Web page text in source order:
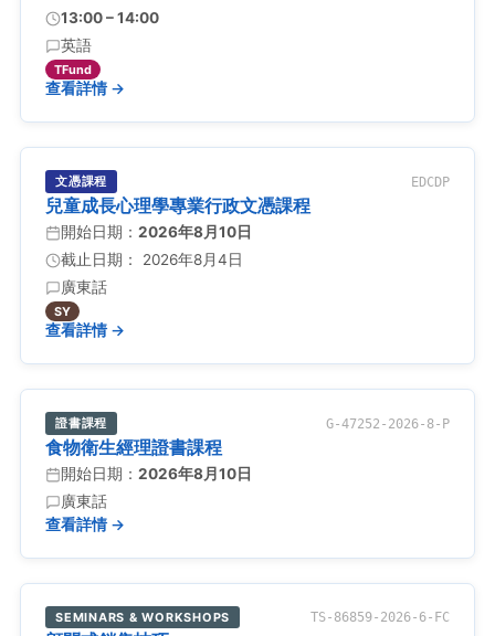
13:00 – 14:00
英語
TFund
查看詳情 →
文憑課程 EDCDP
兒童成長心理學專業行政文憑課程
開始日期： 2026年8月10日
截止日期： 2026年8月4日
廣東話
SY
查看詳情 →
證書課程 G-47252-2026-8-P
食物衛生經理證書課程
開始日期： 2026年8月10日
廣東話
查看詳情 →
SEMINARS & WORKSHOPS TS-86859-2026-6-FC